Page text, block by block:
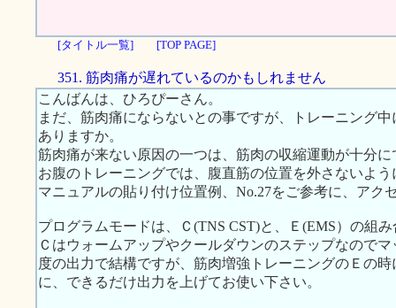
[タイトル一覧] [TOP PAGE]
351. 筋肉痛が遅れているのかもしれません
こんばんは、ひろぴーさん。
まだ、筋肉痛にならないとの事ですが、トレーニング
ありますか。
筋肉痛が来ない原因の一つは、筋肉の収縮運動が十分
お腹のトレーニングでは、腹直筋の位置を外さないよ
マニュアルの貼り付け位置例、No.27をご参考に、アク
プログラムモードは、Ｃ(TNS CST)と、Ｅ(EMS）の組
Ｃはウォームアップやクールダウンのステップなので
度の出力で結構ですが、筋肉増強トレーニングのＥの
に、できるだけ出力を上げてお使い下さい。